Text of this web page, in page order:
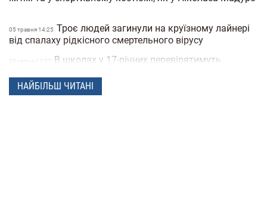
05 травня 14:25 Троє людей загинули на круїзному лайнері
від спалаху рідкісного смертельного вірусу
23 квiтня 17:07
В школах у 17-річних перевірятимуть
Поліція Мексики кілька днів не могла знайти
НАЙБІЛЬШ ЧИТАНІ